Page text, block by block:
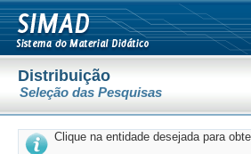
Distribuição
Seleção das Pesquisas
Clique na entidade desejada para